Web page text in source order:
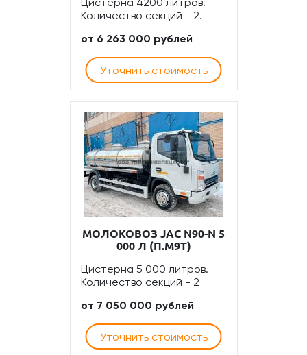
Количество секций - 2.
от 6 263 000 рублей
Уточнить стоимость
МОЛОКОВОЗ JAC N90-N 5
000 Л (П.М9Т)
Цистерна 5 000 литров.
Количество секций - 2
от 7 050 000 рублей
Уточнить стоимость